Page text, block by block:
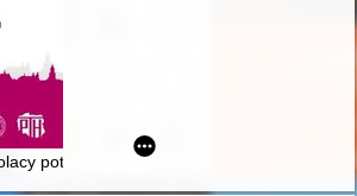
potrzebują? : Kilka tez o tym, jak uchylić